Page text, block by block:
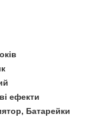
ефекти
Батарейки